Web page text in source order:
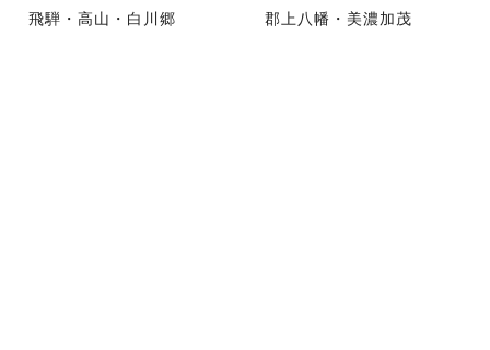
飛騨・高山・白川郷 郡上八幡・美濃加茂